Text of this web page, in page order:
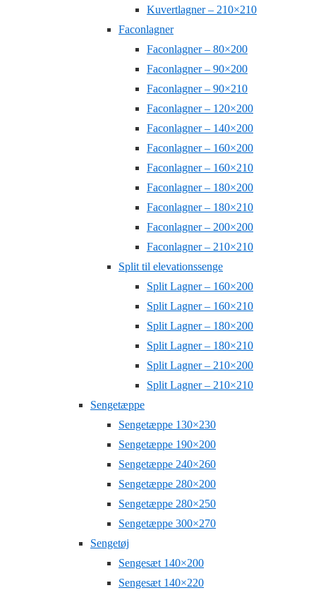
Kuvertlagner – 210×210
Faconlagner
Faconlagner – 80×200
Faconlagner – 90×200
Faconlagner – 90×210
Faconlagner – 120×200
Faconlagner – 140×200
Faconlagner – 160×200
Faconlagner – 160×210
Faconlagner – 180×200
Faconlagner – 180×210
Faconlagner – 200×200
Faconlagner – 210×210
Split til elevationssenge
Split Lagner – 160×200
Split Lagner – 160×210
Split Lagner – 180×200
Split Lagner – 180×210
Split Lagner – 210×200
Split Lagner – 210×210
Sengetæppe
Sengetæppe 130×230
Sengetæppe 190×200
Sengetæppe 240×260
Sengetæppe 280×200
Sengetæppe 280×250
Sengetæppe 300×270
Sengetøj
Sengesæt 140×200
Sengesæt 140×220